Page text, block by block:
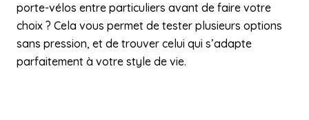
porte-vélos entre particuliers avant de faire votre
choix ? Cela vous permet de tester plusieurs options
sans pression, et de trouver celui qui s’adapte
parfaitement à votre style de vie.